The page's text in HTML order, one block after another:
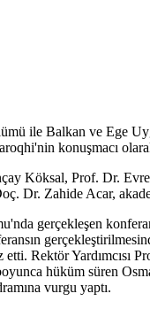
ile Balkan ve Ege
konuşmacı
Köksal, Prof. Dr.
Dr. Zahide Acar,
gerçekleşen
etti. Rektör
hüküm süren
vurgu yaptı.